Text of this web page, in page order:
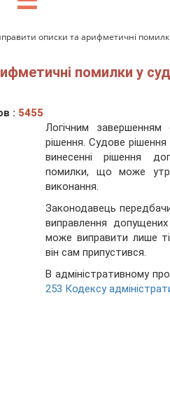
описки та арифметичні
помилки у
: 5455
Логічним
рішення. Судове
винесенні рішення
помилки, що може
виконання.
Законодавець
виправлення
може виправити лише
він сам припустився.
В адміністративному
253 Кодексу